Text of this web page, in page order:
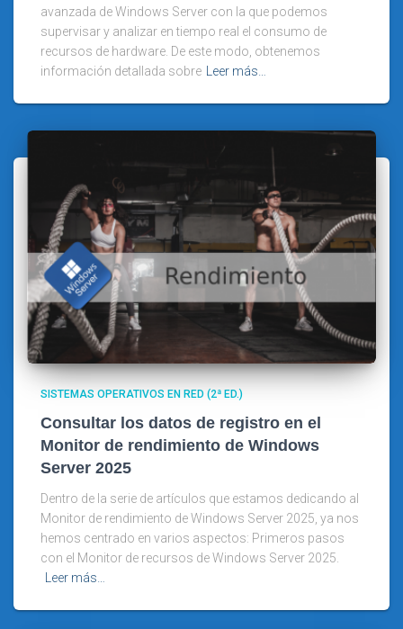
avanzada de Windows Server con la que podemos
supervisar y analizar en tiempo real el consumo de
recursos de hardware. De este modo, obtenemos
información detallada sobre
Leer más…
SISTEMAS OPERATIVOS EN RED (2ª ED.)
Consultar los datos de registro en el
Monitor de rendimiento de Windows
Server 2025
Dentro de la serie de artículos que estamos dedicando al
Monitor de rendimiento de Windows Server 2025, ya nos
hemos centrado en varios aspectos: Primeros pasos
con el Monitor de recursos de Windows Server 2025.
Leer más…